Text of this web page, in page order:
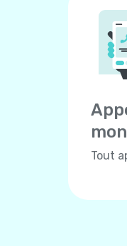
Tout